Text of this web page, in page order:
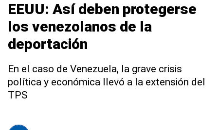
EEUU: Así deben protegerse
los venezolanos de la
deportación
En el caso de Venezuela, la grave crisis
política y económica llevó a la extensión del
TPS